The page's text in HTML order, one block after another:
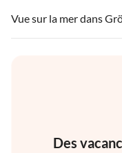
Vue sur la mer dans
Des